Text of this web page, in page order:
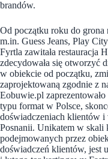
brandów.
Od początku roku do grona
m.in. Guess Jeans, Play
Fyrtla zawitała restauracja
zdecydowała się otworzyć
w obiekcie od początku,
zaprojektowaną zgodnie z
Eobuwie.pl
typu format w Polsce,
doświadczeniach klientów
Posnanii. Unikatem w skali
podejmowanych przez
doświadczeń klientów, jest